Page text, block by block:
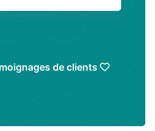
de clients